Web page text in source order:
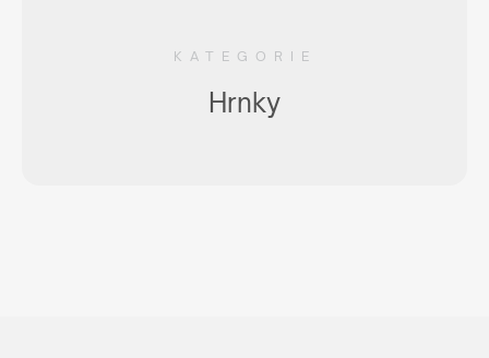
KATEGORIE
Hrnky